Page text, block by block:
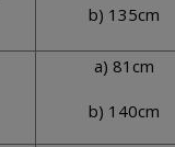
b) 135cm
a) 81cm
b) 140cm